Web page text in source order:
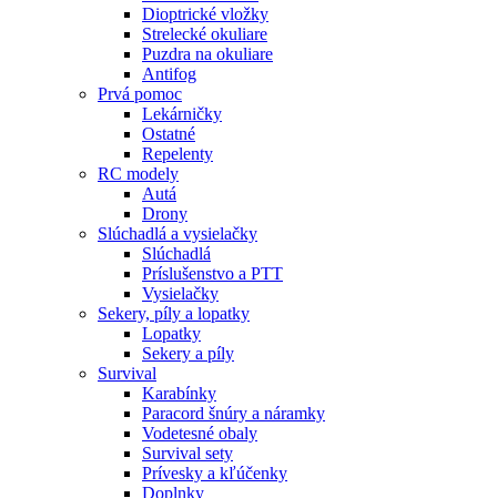
Dioptrické vložky
Strelecké okuliare
Puzdra na okuliare
Antifog
Prvá pomoc
Lekárničky
Ostatné
Repelenty
RC modely
Autá
Drony
Slúchadlá a vysielačky
Slúchadlá
Príslušenstvo a PTT
Vysielačky
Sekery, píly a lopatky
Lopatky
Sekery a píly
Survival
Karabínky
Paracord šnúry a náramky
Vodetesné obaly
Survival sety
Prívesky a kľúčenky
Doplnky